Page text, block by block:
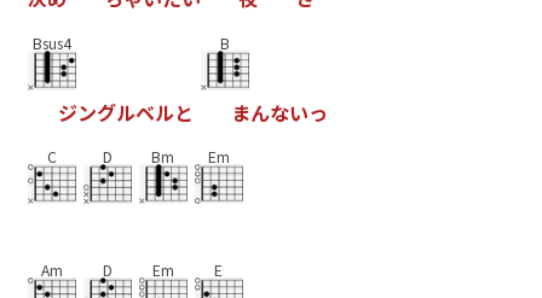
Bsus4
ジングルベルと
B
まんないっ
C D Bm Em
Am D Em E